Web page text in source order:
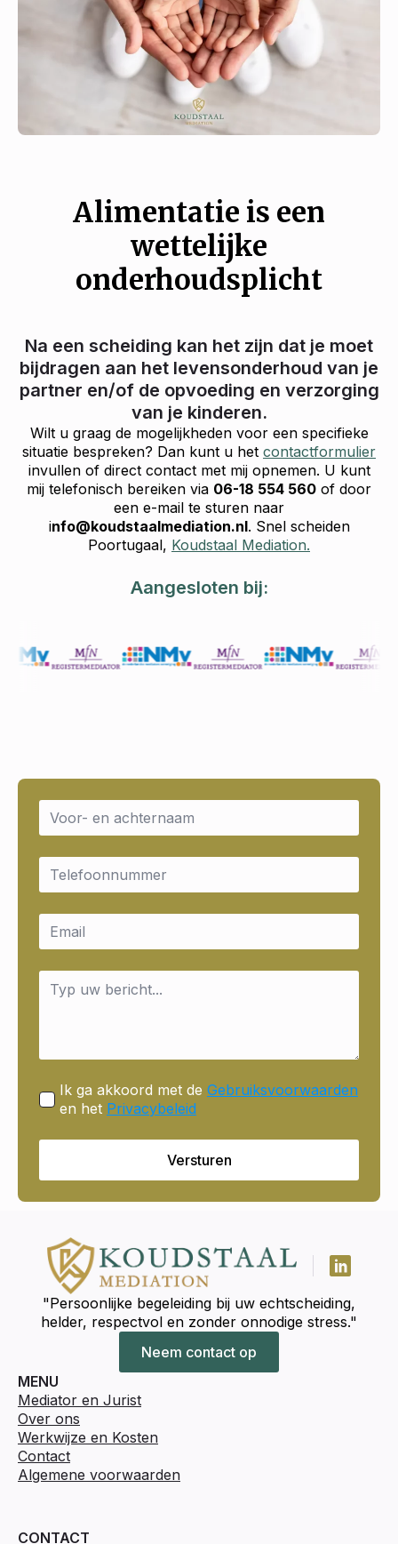
Alimentatie is een
wettelijke
onderhoudsplicht
Na een scheiding kan het zijn dat je moet
bijdragen aan het levensonderhoud van je
partner en/of de opvoeding en verzorging
van je kinderen.
Wilt u graag de mogelijkheden voor een specifieke
situatie bespreken? Dan kunt u het contactformulier
invullen of direct contact met mij opnemen. U kunt
mij telefonisch bereiken via 06-18 554 560 of door
een e-mail te sturen naar
info@koudstaalmediation.nl. Snel scheiden
Poortugaal, Koudstaal Mediation.
Aangesloten bij:
Name
Email
Email
Message
Ik ga akkoord met de Gebruiksvoorwaarden
en het Privacybeleid
Versturen
"Persoonlijke begeleiding bij uw echtscheiding,
helder, respectvol en zonder onnodige stress."
Neem contact op
MENU
Mediator en Jurist
Over ons
Werkwijze en Kosten
Contact
Algemene voorwaarden
CONTACT